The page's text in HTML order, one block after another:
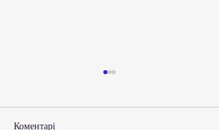
Коментарі